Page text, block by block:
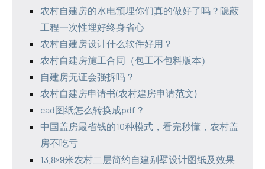
农村自建房的水电预埋你们真的做好了吗？隐蔽
工程一次性埋好终身省心
农村自建房设计什么软件好用？
农村自建房施工合同（包工不包料版本）
自建房无证会强拆吗？
农村自建房申请书(农村建房申请范文)
cad图纸怎么转换成pdf？
中国盖房最省钱的10种模式，看完秒懂，农村盖
房不吃亏
13.8×9米农村二层简约自建别墅设计图纸及效果